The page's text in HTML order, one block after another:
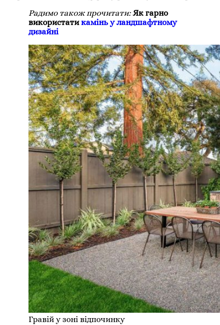
Радимо також прочитати:Як гарно
використатикамінь у ландшафтному
дизайні
Гравій у зоні відпочинку